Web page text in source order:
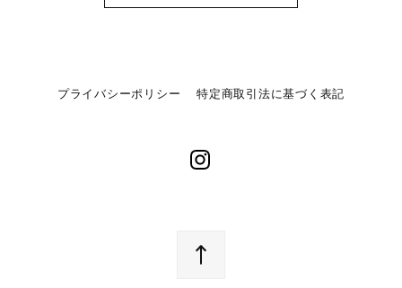
プライバシーポリシー 特定商取引法に基づく表記